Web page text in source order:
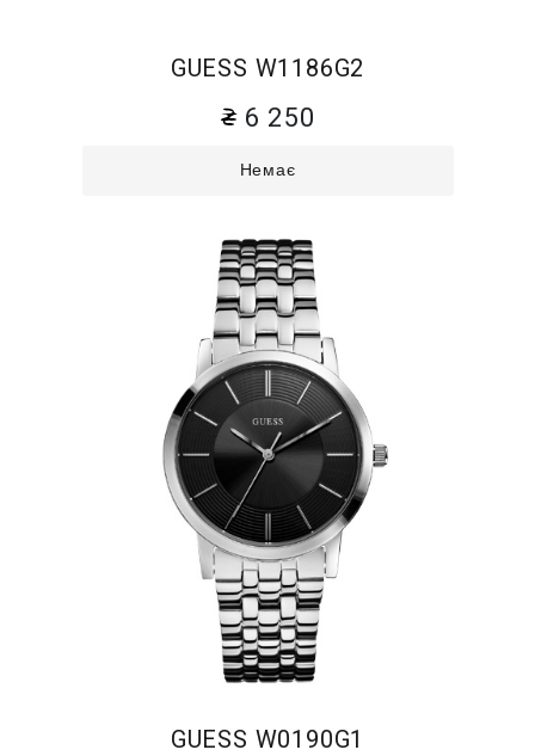
GUESS W1186G2
6 250
Немає
GUESS W0190G1